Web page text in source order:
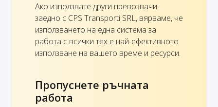
Ако използвате други превозвачи
заедно с CPS Transporti SRL, вярваме, че
използването на една система за
работа с всички тях е най-ефективното
използване на вашето време и ресурси.
Пропуснете ръчната
работа